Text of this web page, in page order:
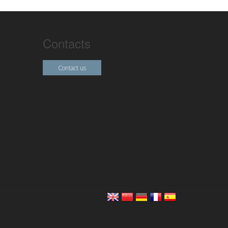
Contacts
Contact us